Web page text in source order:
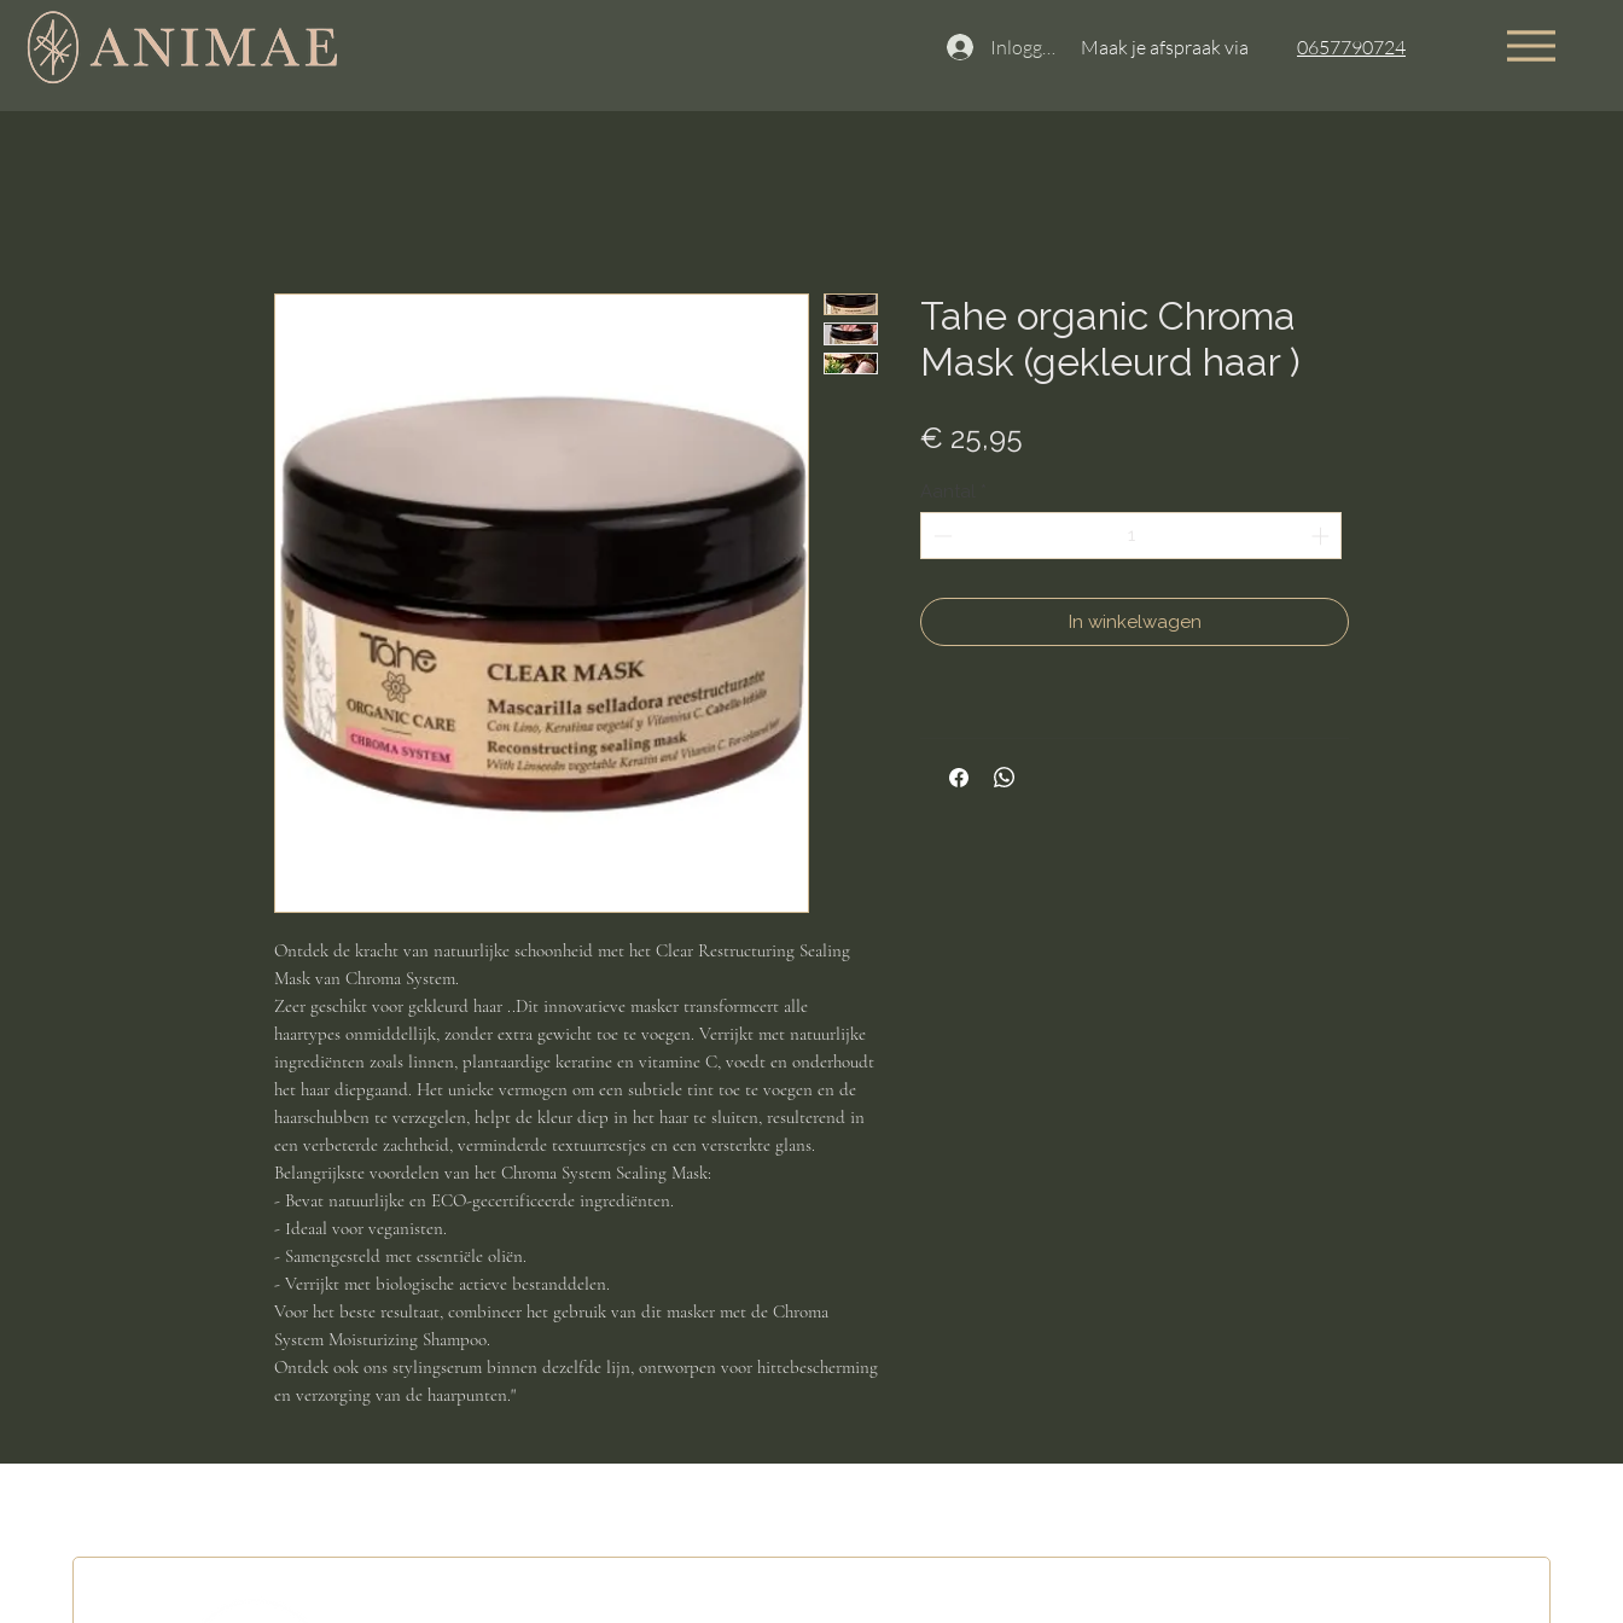
Inloggen Maak je afspraak via 0657790724
Ontdek de kracht van natuurlijke schoonheid met het Clear Restructuring Sealing
Mask van Chroma System.
Zeer geschikt voor gekleurd haar ..Dit innovatieve masker transformeert alle
haartypes onmiddellijk, zonder extra gewicht toe te voegen. Verrijkt met natuurlijke
ingrediënten zoals linnen, plantaardige keratine en vitamine C, voedt en onderhoudt
het haar diepgaand. Het unieke vermogen om een subtiele tint toe te voegen en de
haarschubben te verzegelen, helpt de kleur diep in het haar te sluiten, resulterend in
een verbeterde zachtheid, verminderde textuurrestjes en een versterkte glans.
Belangrijkste voordelen van het Chroma System Sealing Mask:
- Bevat natuurlijke en ECO-gecertificeerde ingrediënten.
- Ideaal voor veganisten.
- Samengesteld met essentiële oliën.
- Verrijkt met biologische actieve bestanddelen.
Voor het beste resultaat, combineer het gebruik van dit masker met de Chroma
System Moisturizing Shampoo.
Ontdek ook ons stylingserum binnen dezelfde lijn, ontworpen voor hittebescherming
en verzorging van de haarpunten."
Tahe organic Chroma
Mask (gekleurd haar )
€ 25,95
In winkelwagen